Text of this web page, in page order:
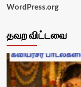
WordPress.org
தவற விட்டவை